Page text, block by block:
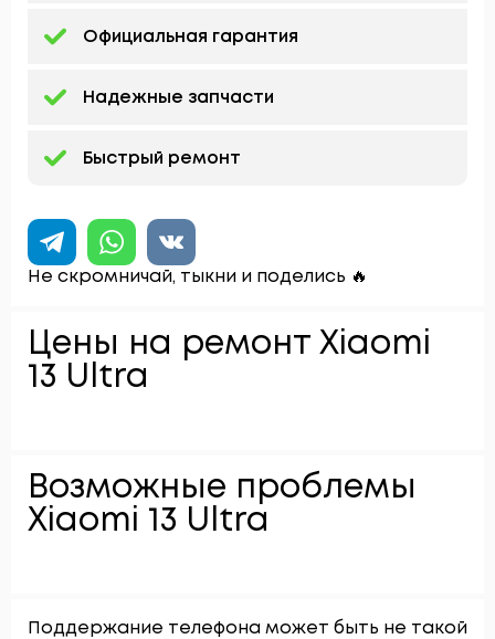
Официальная гарантия
Надежные запчасти
Быстрый ремонт
Не скромничай, тыкни и поделись 🔥
Цены на ремонт Xiaomi
13 Ultra
Возможные проблемы
Xiaomi 13 Ultra
Поддержание телефона может быть не такой